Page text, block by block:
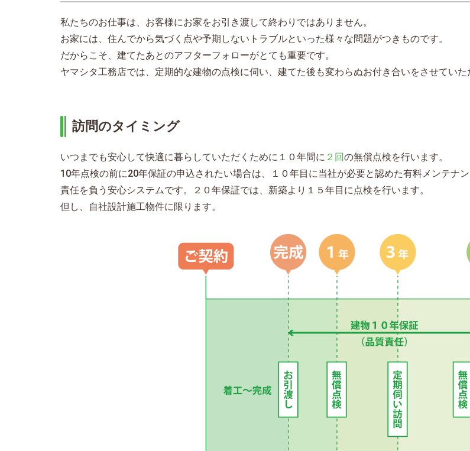
私たちのお仕事は、お客様にお家をお引き渡して終わりではありません。
お家には、住んでから気づく点や予期しないトラブルといった様々な問題がつきものです。
だからこそ、建てたあとのアフターフォローがとても重要です。
ヤマシタ工務店では、定期的な建物の点検に伺い、建てた後も変わらぬお付き合いをさせていた
訪問のタイミング
いつまでも安心して快適に暮らしていただくために１０年間に ２回の無償点検を行います。
10年点検の前に20年保証の申込されたい場合は、１０年目に当社が必要と認めた有料メンテナ
責任を負う安心システムです。２０年保証では、新築より１５年目に点検を行います。
但し、自社設計施工物件に限ります。